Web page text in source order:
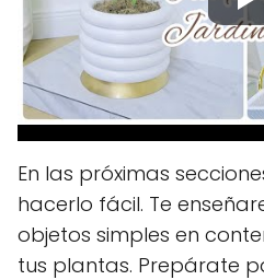
En las próximas
hacerlo fácil. Te
objetos simples en
tus plantas. Prepárate